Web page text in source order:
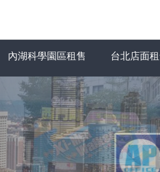
內湖科學園區租售 台北店面